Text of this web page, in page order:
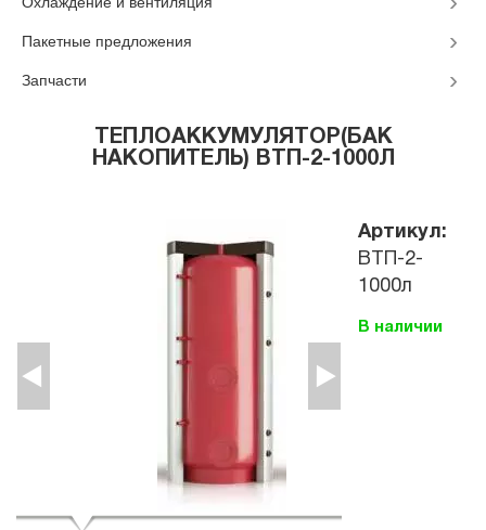
ТЕПЛОАККУМУЛЯТОР(БАК
НАКОПИТЕЛЬ) ВТП-2-1000Л
Артикул:
ВТП-2-
1000л
В наличии
Пакетные предложения
Запчасти